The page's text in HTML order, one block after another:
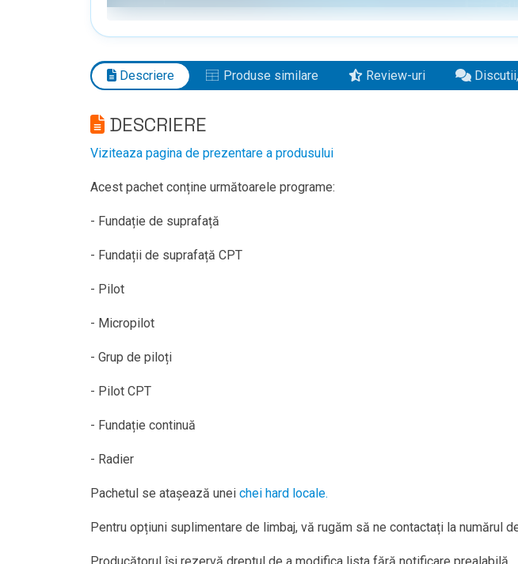
Descriere Produse similare Review-uri
DESCRIERE
Viziteaza pagina de prezentare a produsului
Acest pachet conține următoarele programe:
- Fundație de suprafață
- Fundații de suprafață CPT
- Pilot
- Micropilot
- Grup de piloți
- Pilot CPT
- Fundație continuă
- Radier
Pachetul se atașează unei chei hard locale.
Pentru opțiuni suplimentare de limbaj, vă rugăm să ne contactați la numărul